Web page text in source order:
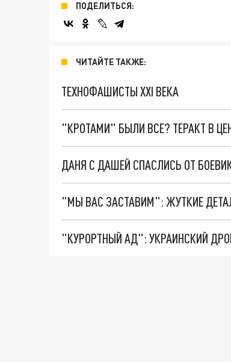
ПОДЕЛИТЬСЯ:
ЧИТАЙТЕ ТАКЖЕ:
ТЕХНОФАШИСТЫ XXI ВЕКА
"КРОТАМИ" БЫЛИ ВСЕ? ТЕРАКТ В
ДАНЯ С ДАШЕЙ СПАСЛИСЬ ОТ
"КУРОРТНЫЙ АД": УКРАИНСКИЙ